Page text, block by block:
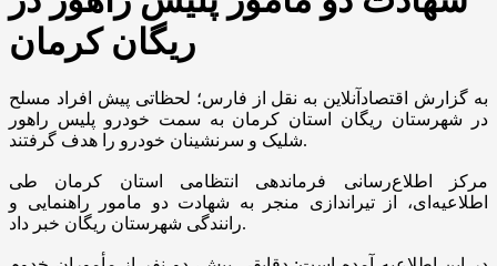
ریگان کرمان
به گزارش اقتصادآنلاین به نقل از فارس؛ لحظاتی پیش افراد مسلح
در شهرستان ریگان استان کرمان به سمت خودرو پلیس راهور
شلیک و سرنشینان خودرو را هدف گرفتند.
مرکز اطلاع‌رسانی فرماندهی انتظامی استان کرمان طی
اطلاعیه‌ای، از تیراندازی منجر به شهادت دو مامور راهنمایی و
رانندگی شهرستان ریگان خبر داد.